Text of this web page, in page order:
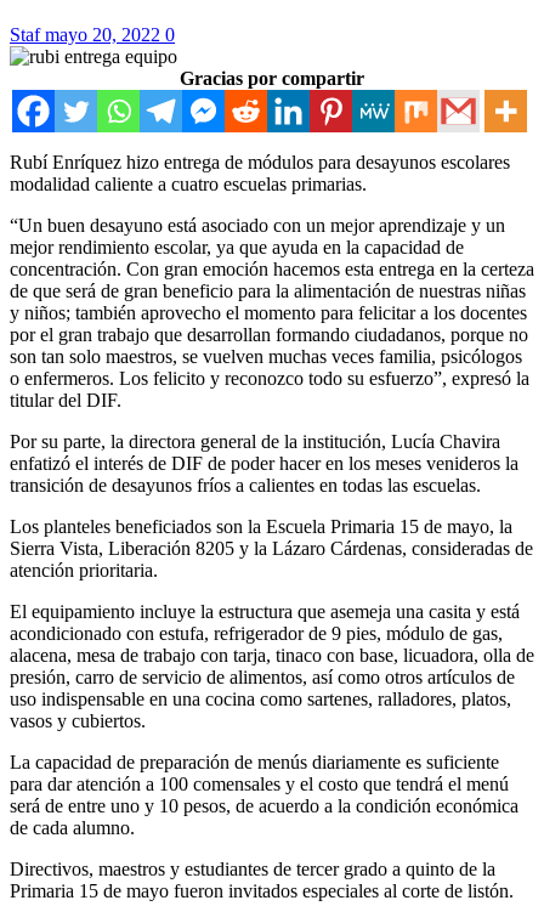
Stafmayo 20, 2022 0
Gracias por compartir
Rubí Enríquez hizo entrega de módulos para desayunos escolares
modalidad caliente a cuatro escuelas primarias.
“Un buen desayuno está asociado con un mejor aprendizaje y un
mejor rendimiento escolar, ya que ayuda en la capacidad de
concentración. Con gran emoción hacemos esta entrega en la certeza
de que será de gran beneficio para la alimentación de nuestras niñas
y niños; también aprovecho el momento para felicitar a los docentes
por el gran trabajo que desarrollan formando ciudadanos, porque no
son tan solo maestros, se vuelven muchas veces familia, psicólogos
o enfermeros. Los felicito y reconozco todo su esfuerzo”, expresó la
titular del DIF.
Por su parte, la directora general de la institución, Lucía Chavira
enfatizó el interés de DIF de poder hacer en los meses venideros la
transición de desayunos fríos a calientes en todas las escuelas.
Los planteles beneficiados son la Escuela Primaria 15 de mayo, la
Sierra Vista, Liberación 8205 y la Lázaro Cárdenas, consideradas de
atención prioritaria.
El equipamiento incluye la estructura que asemeja una casita y está
acondicionado con estufa, refrigerador de 9 pies, módulo de gas,
alacena, mesa de trabajo con tarja, tinaco con base, licuadora, olla de
presión, carro de servicio de alimentos, así como otros artículos de
uso indispensable en una cocina como sartenes, ralladores, platos,
vasos y cubiertos.
La capacidad de preparación de menús diariamente es suficiente
para dar atención a 100 comensales y el costo que tendrá el menú
será de entre uno y 10 pesos, de acuerdo a la condición económica
de cada alumno.
Directivos, maestros y estudiantes de tercer grado a quinto de la
Primaria 15 de mayo fueron invitados especiales al corte de listón.